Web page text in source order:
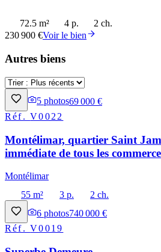
72.5 m² 4 p.
2 ch.
230 900 €Voir le bien
Autres biens
5 photos69 000 €
Réf.V0022
Montélimar, quartier Saint
immédiate de tous les
Montélimar
55 m²
3 p.
2 ch.
6 photos740 000 €
Réf.V0019